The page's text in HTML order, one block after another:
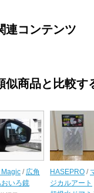
連コンテンツ
似商品と比較す
Magic / 広角
おいろ鏡
HASEPRO /
ジカルアート